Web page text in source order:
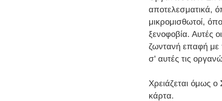
αποτελεσματικά,
μικρομισθωτοί,
ξενοφοβία. Αυτές
ζωντανή επαφή με
σ' αυτές τις
Χρειάζεται όμως ο
κάρτα.